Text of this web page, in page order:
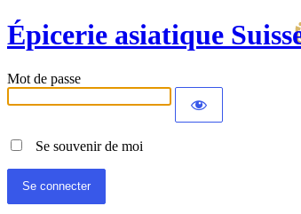
Épicerie asiatique
Mot de passe
Se souvenir de moi